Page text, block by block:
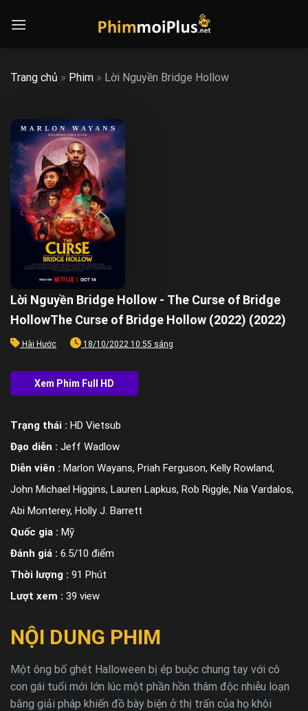
Trang chủ » Phim » Lời Nguyền Bridge Hollow
Lời Nguyền Bridge Hollow - The Curse of Bridge
HollowThe Curse of Bridge Hollow (2022) (2022)
Hài Hước 18/10/2022 10:55 sáng
Trạng thái : HD Vietsub
Đạo diễn : Jeff Wadlow
Diễn viên : Marlon Wayans, Priah Ferguson, Kelly Rowland,
John Michael Higgins, Lauren Lapkus, Rob Riggle, Nia Vardalos,
Abi Monterey, Holly J. Barrett
Quốc gia : Mỹ
Đánh giá : 6.5/10 điểm
Thời lượng : 91 Phút
Lượt xem : 39 view
NỘI DUNG PHIM
Một ông bố ghét Halloween bị ép buộc chung tay với cô
con gái tuổi mới lớn lúc một phần hồn thâm độc nhiễu loạn
bằng giải pháp khiến đồ bày biện ở thị trấn của họ khôi